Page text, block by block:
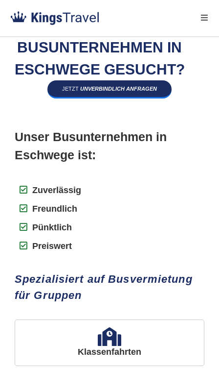
BUSUNTERNEHMEN IN
ESCHWEGE GESUCHT?
JETZT UNVERBINDLICH ANFRAGEN
Unser Busunternehmen in
Eschwege ist:
Zuverlässig
Freundlich
Pünktlich
Preiswert
Spezialisiert auf Busvermietung
für Gruppen
Klassenfahrten